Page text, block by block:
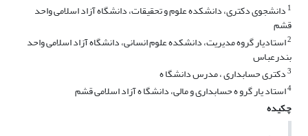
1 دانشجوی دکتری، دانشکده علوم و تحقیقات، دانشگاه آزاد اسلامی واحد
قشم
2استادیار گروه مدیریت، دانشکده علوم انسانی، دانشگاه آزاد اسلامی واحد
بندرعباس
3دکتری حسابداری ، مدرس دانشگا ه
4استاد یار گرو ه حسابداری و مالی، دانشگا ه آزاد اسلامی قشم
چکیده